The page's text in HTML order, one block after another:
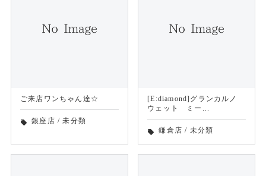
ご来店ワンちゃん達☆
local_offer 銀座店 /未分類
[E:diamond]グランカルノ
ウェット ミー...
local_offer 鎌倉店 / 未分類